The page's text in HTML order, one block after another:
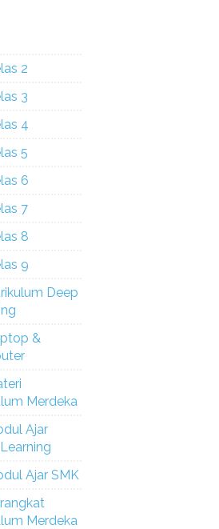
2
3
4
5
6
7
8
9
Deep
&
Merdeka
Ajar
Ajar SMK
Merdeka